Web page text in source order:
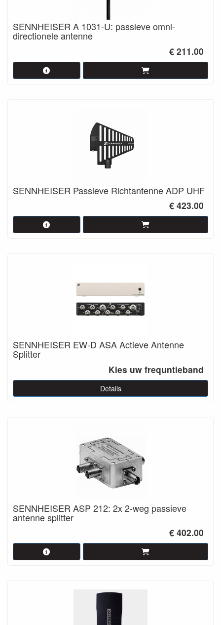
SENNHEISER A 1031-U: passieve omni-
directionele antenne
€ 211.00
SENNHEISER Passieve Richtantenne ADP UHF
€ 423.00
SENNHEISER EW-D ASA Actieve Antenne
Splitter
Kies uw frequntieband
Details
SENNHEISER ASP 212: 2x 2-weg passieve
antenne splitter
€ 402.00